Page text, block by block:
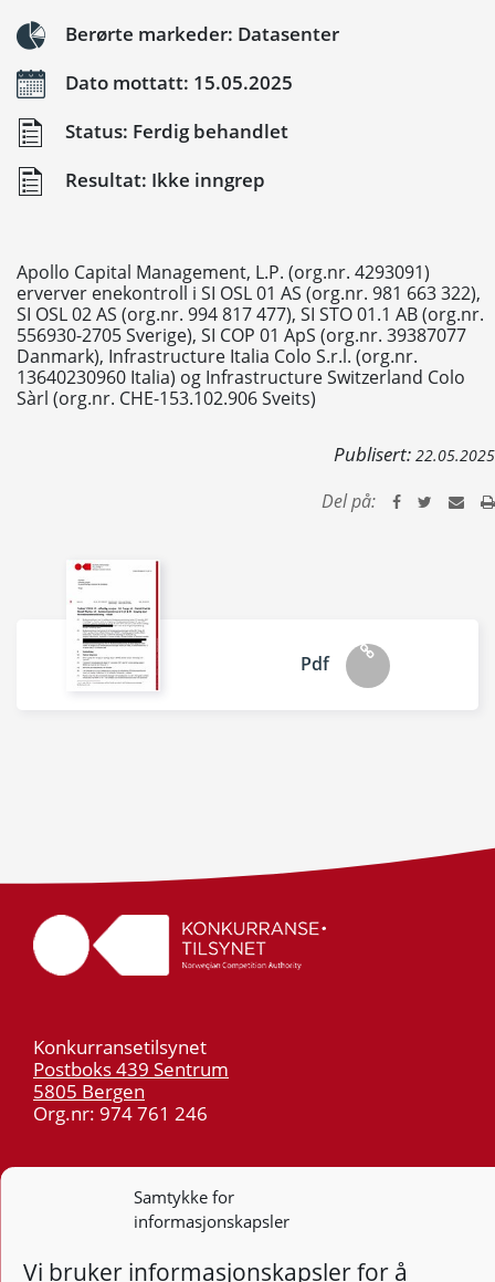
Samtykke for
informasjonskapsler
Vi bruker informasjonskapsler for å
Berørte markeder: Datasenter
Dato mottatt: 15.05.2025
Status: Ferdig behandlet
Resultat: Ikke inngrep
Apollo Capital Management, L.P. (org.nr. 4293091)
erverver enekontroll i SI OSL 01 AS (org.nr. 981 663 322),
SI OSL 02 AS (org.nr. 994 817 477), SI STO 01.1 AB (org.nr.
556930-2705 Sverige), SI COP 01 ApS (org.nr. 39387077
Danmark), Infrastructure Italia Colo S.r.l. (org.nr.
13640230960 Italia) og Infrastructure Switzerland Colo
Sàrl (org.nr. CHE-153.102.906 Sveits)
Publisert: 22.05.2025
Del på:
Pdf
Konkurransetilsynet
Postboks 439 Sentrum
5805 Bergen
Org.nr: 974 761 246
Telefon:55 59 75 00
post@kt.no
Nyhetsvarsel >>